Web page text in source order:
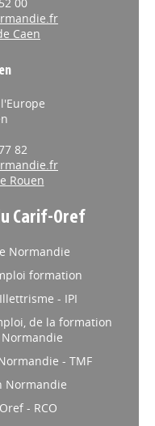
00
Caen
82
Rouen
Carif-Oref
Normandie
formation
- IPI
de la formation
- TMF
Normandie
- RCO